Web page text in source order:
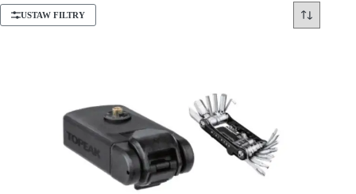
USTAW FILTRY